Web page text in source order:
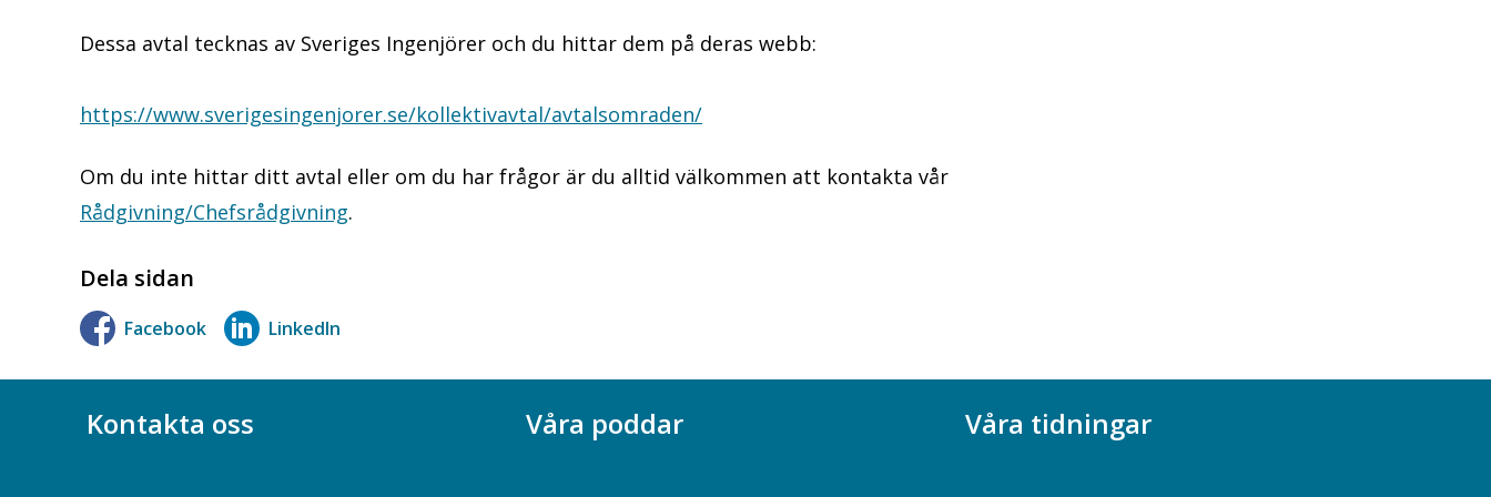
Dessa avtal tecknas av Sveriges Ingenjörer och du hittar dem på deras webb:
https://www.sverigesingenjorer.se/kollektivavtal/avtalsomraden/
Om du inte hittar ditt avtal eller om du har frågor är du alltid välkommen att kontakta vår
Rådgivning/Chefsrådgivning.
Dela sidan
Facebook LinkedIn
Kontakta oss Våra poddar Våra tidningar